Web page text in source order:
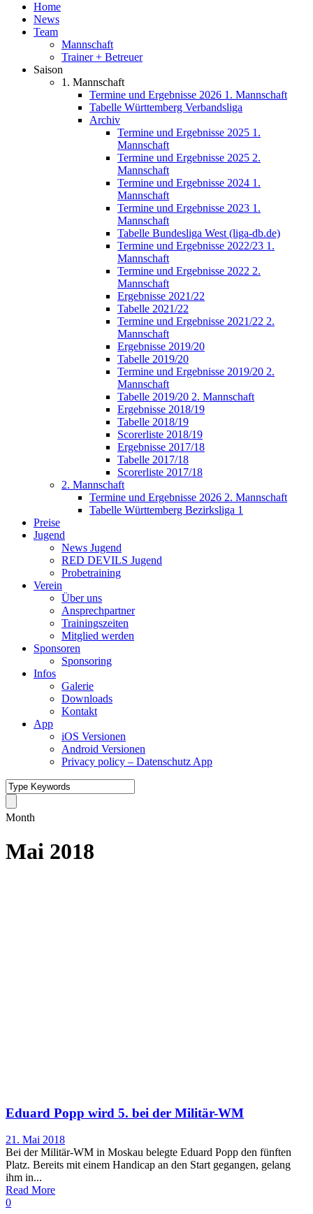
Home
News
Team
Mannschaft
Trainer + Betreuer
Saison
1. Mannschaft
Termine und Ergebnisse 2026 1. Mannschaft
Tabelle Württemberg Verbandsliga
Archiv
Termine und Ergebnisse 2025 1.
Mannschaft
Termine und Ergebnisse 2025 2.
Mannschaft
Termine und Ergebnisse 2024 1.
Mannschaft
Termine und Ergebnisse 2023 1.
Mannschaft
Tabelle Bundesliga West (liga-db.de)
Termine und Ergebnisse 2022/23 1.
Mannschaft
Termine und Ergebnisse 2022 2.
Mannschaft
Ergebnisse 2021/22
Tabelle 2021/22
Termine und Ergebnisse 2021/22 2.
Mannschaft
Ergebnisse 2019/20
Tabelle 2019/20
Termine und Ergebnisse 2019/20 2.
Mannschaft
Tabelle 2019/20 2. Mannschaft
Ergebnisse 2018/19
Tabelle 2018/19
Scorerliste 2018/19
Ergebnisse 2017/18
Tabelle 2017/18
Scorerliste 2017/18
2. Mannschaft
Termine und Ergebnisse 2026 2. Mannschaft
Tabelle Württemberg Bezirksliga 1
Preise
Jugend
News Jugend
RED DEVILS Jugend
Probetraining
Verein
Über uns
Ansprechpartner
Trainingszeiten
Mitglied werden
Sponsoren
Sponsoring
Infos
Galerie
Downloads
Kontakt
App
iOS Versionen
Android Versionen
Privacy policy – Datenschutz App
Month
Mai 2018
Eduard Popp wird 5. bei der Militär-WM
21. Mai 2018
Bei der Militär-WM in Moskau belegte Eduard Popp den fünften
Platz. Bereits mit einem Handicap an den Start gegangen, gelang
ihm in...
Read More
0